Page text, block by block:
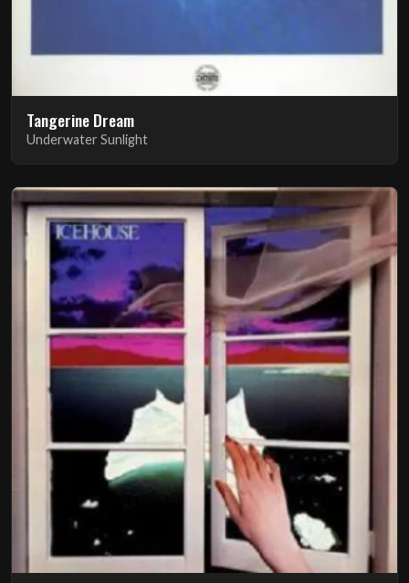
Tangerine Dream
Underwater Sunlight